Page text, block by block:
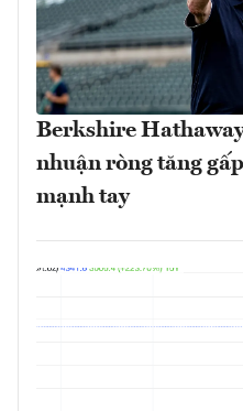
Berkshire
nhuận ròng tăng
mạnh tay